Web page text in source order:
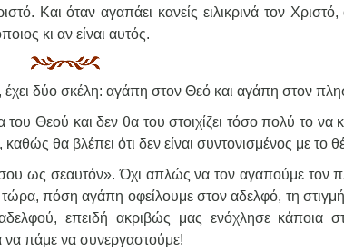
Και όταν αγαπάει κανείς ειλικρινά τον Χριστό,
κι αν είναι αυτός.
έχει δύο σκέλη: αγάπη στον Θεό και αγάπη στον
Θεού και δεν θα του στοιχίζει τόσο πολύ το να
καθώς θα βλέπει ότι δεν είναι συντονισμένος με το
σου ως σεαυτόν». Όχι απλώς να τον αγαπούμε τον
πόση αγάπη οφείλουμε στον αδελφό, τη
επειδή ακριβώς μας ενόχλησε κάποια
να πάμε να συνεργαστούμε!